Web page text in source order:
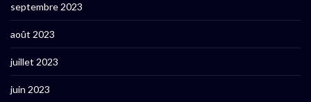
septembre 2023
août 2023
juillet 2023
juin 2023